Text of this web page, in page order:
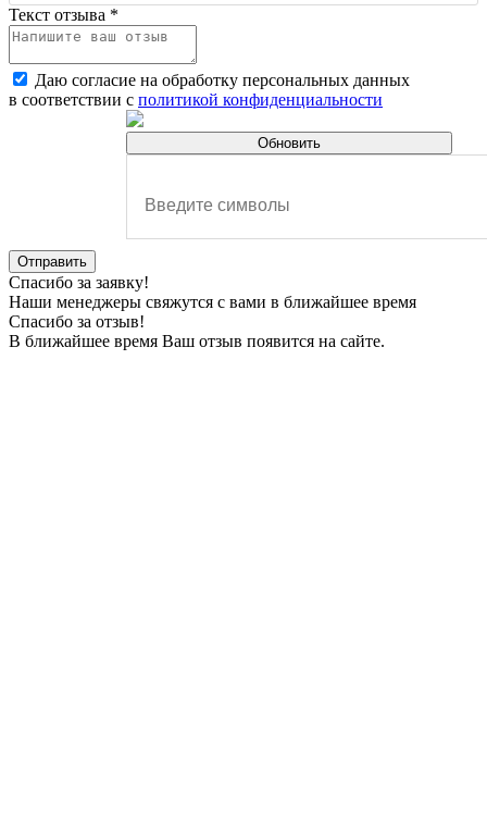
Текст отзыва *
Даю согласие на обработку персональных данных
в соответствии с политикой конфиденциальности
Обновить
Отправить
Спасибо за заявку!
Наши менеджеры свяжутся с вами в ближайшее время
Спасибо за отзыв!
В ближайшее время Ваш отзыв появится на сайте.